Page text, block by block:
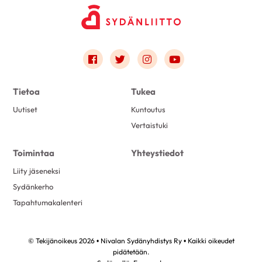
Link to facebook
Link to twitter
Link to instagram
Link to youtube
Tietoa
Uutiset
Tukea
Kuntoutus
Vertaistuki
Toimintaa
Liity jäseneksi
Sydänkerho
Tapahtumakalenteri
Yhteystiedot
© Tekijänoikeus 2026 • Nivalan Sydänyhdistys Ry • Kaikki oikeudet
pidätetään.